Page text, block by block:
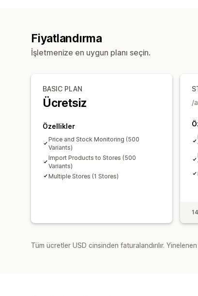
Fiyatlandırma
İşletmenize en uygun planı seçin.
BASIC PLAN
Ücretsiz
Özellikler
Price and Stock Monitoring (500
Variants)
Import Products to Stores (500
Variants)
Multiple Stores (1 Stores)
/
Tüm ücretler USD cinsinden faturalandırılır.